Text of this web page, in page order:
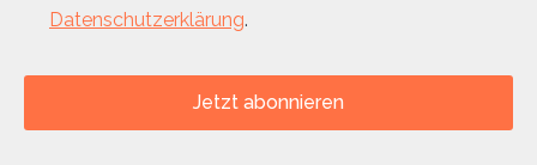
Datenschutzerklärung.
Jetzt abonnieren